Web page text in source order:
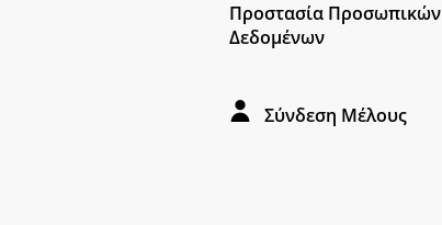
Προστασία Προσωπικών
Δεδομένων
Σύνδεση Μέλους